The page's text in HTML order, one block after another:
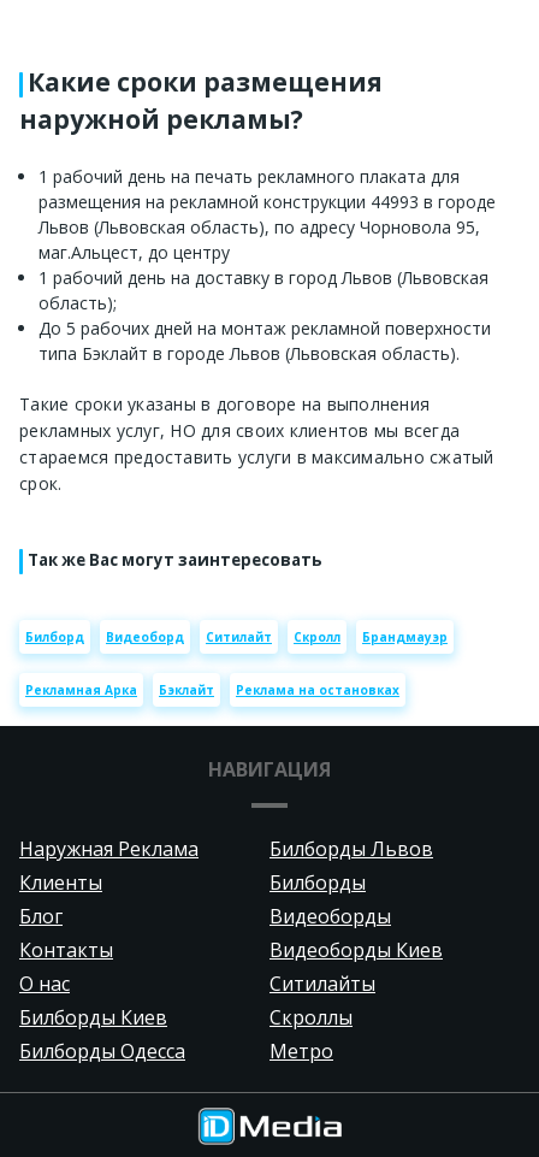
Какие сроки размещения
наружной рекламы?
1 рабочий день на печать рекламного плаката для
размещения на рекламной конструкции 44993 в городе
Львов (Львовская область), по адресу Чорновола 95,
маг.Альцест, до центру
1 рабочий день на доставку в город Львов (Львовская
область);
До 5 рабочих дней на монтаж рекламной поверхности
типа Бэклайт в городе Львов (Львовская область).
Такие сроки указаны в договоре на выполнения
рекламных услуг, НО для своих клиентов мы всегда
стараемся предоставить услуги в максимально сжатый
срок.
Так же Вас могут заинтересовать
Билборд Видеоборд Ситилайт Скролл Брандмауэр
Рекламная Арка Бэклайт Реклама на остановках
НАВИГАЦИЯ
Наружная Реклама
Билборды Львов
Клиенты
Билборды
Блог
Видеоборды
Контакты
Видеоборды Киев
О нас
Ситилайты
Билборды Киев
Скроллы
Билборды Одесса
Метро